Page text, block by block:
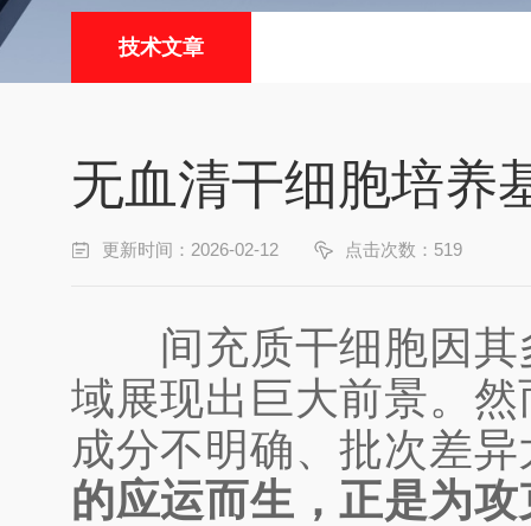
技术文章
无血清干细胞培养
更新时间：2026-02-12 点击次数：519
间充质干细胞因其
域展现出巨大前景。
成分不明确、批次差
的应运而生，正是为